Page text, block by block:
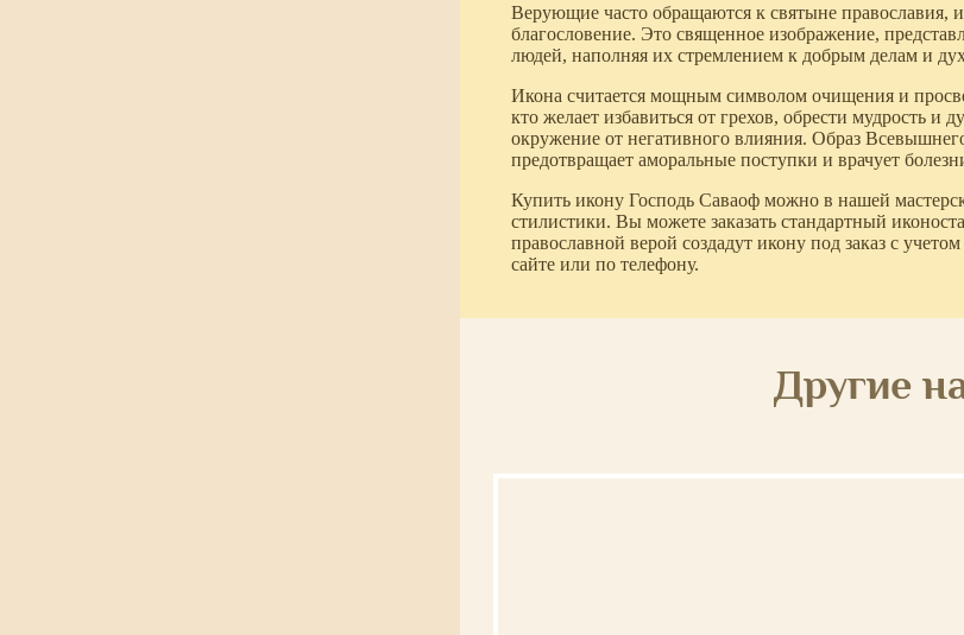
Верующие часто обращаются к святыне православия,
благословение. Это священное изображение,
людей, наполняя их стремлением к добрым делам и
Икона считается мощным символом очищения и
кто желает избавиться от грехов, обрести мудрость
окружение от негативного влияния. Образ
предотвращает аморальные поступки и врачует
Купить икону Господь Саваоф можно в нашей
стилистики. Вы можете заказать стандартный
православной верой создадут икону под заказ с
сайте или по телефону.
Другие